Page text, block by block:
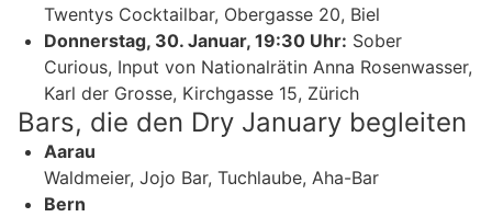
Twentys Cocktailbar, Obergasse 20, Biel
Donnerstag, 30. Januar, 19:30 Uhr: Sober
Curious, Input von Nationalrätin Anna Rosenwasser,
Karl der Grosse, Kirchgasse 15, Zürich
Bars, die den Dry January begleiten
Aarau
Waldmeier, Jojo Bar, Tuchlaube, Aha-Bar
Bern